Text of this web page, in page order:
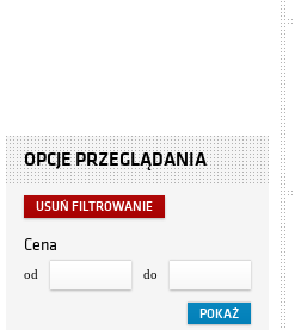
OPCJE PRZEGLĄDANIA
USUŃ FILTROWANIE
Cena
od do